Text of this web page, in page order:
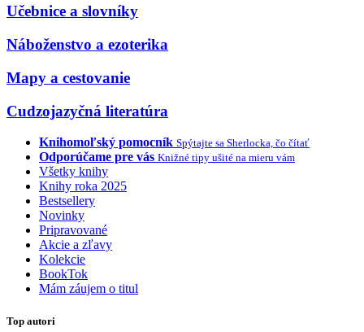
Učebnice a slovníky
Náboženstvo a ezoterika
Mapy a cestovanie
Cudzojazyčná literatúra
Knihomoľský pomocník Spýtajte sa Sherlocka, čo čítať
Odporúčame pre vás Knižné tipy ušité na mieru vám
Všetky knihy
Knihy roka 2025
Bestsellery
Novinky
Pripravované
Akcie a zľavy
Kolekcie
BookTok
Mám záujem o titul
Top autori